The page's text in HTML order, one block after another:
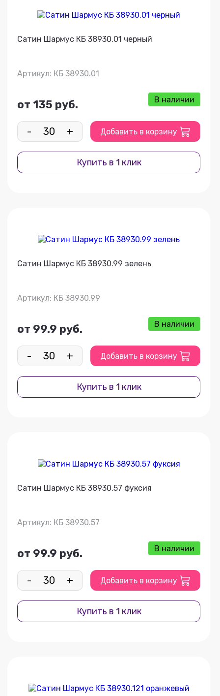
Сатин Шармус КБ 38930.01 черный
Артикул: КБ 38930.01
от 135 руб. В наличии
- + Добавить в корзину
Купить в 1 клик
Сатин Шармус КБ 38930.99 зелень
Артикул: КБ 38930.99
от 99.9 руб. В наличии
- + Добавить в корзину
Купить в 1 клик
Сатин Шармус КБ 38930.57 фуксия
Артикул: КБ 38930.57
от 99.9 руб. В наличии
- + Добавить в корзину
Купить в 1 клик